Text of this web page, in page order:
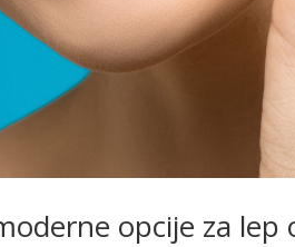
opcije za lep